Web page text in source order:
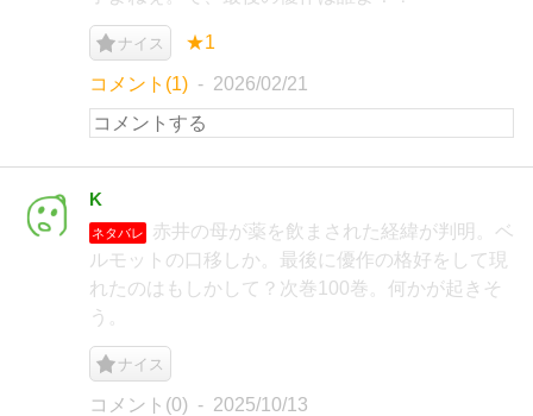
ナイス ★1
コメント(1) 2026/02/21
K
ネタバレ
赤井の母が薬を飲まされた経緯が判明。ベ
ルモットの口移しか。最後に優作の格好をして現
れたのはもしかして？次巻100巻。何かが起きそ
う。
ナイス
コメント(0) 2025/10/13